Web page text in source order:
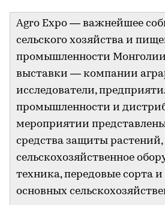
Agro Expo — важнейшее
сельского хозяйства и
промышленности
выставки — компании
исследователи,
промышленности и
мероприятии
средства защиты растений,
сельскохозяйственное
техника, передовые сорта
основных